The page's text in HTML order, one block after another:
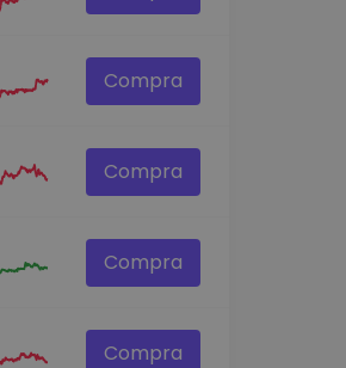
Compra
Compra
Compra
Compra